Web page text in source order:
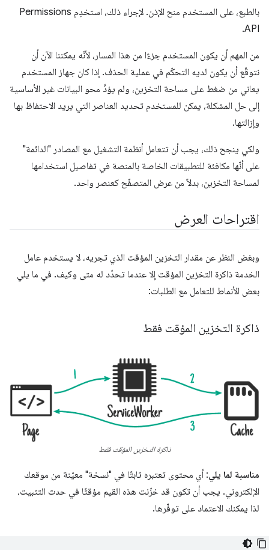
بالطبع، على المستخدم منح الإذن. لإجراء ذلك، استخدِم Permissions
API.
من المهم أن يكون المستخدم جزءًا من هذا المسار، لأنّه يمكننا الآن أن
نتوقّع أن يكون لديه التحكّم في عملية الحذف. إذا كان جهاز المستخدم
يعاني من ضغط على مساحة التخزين، ولم يؤدِّ محو البيانات غير الأساسية
إلى حل المشكلة، يمكن للمستخدم تحديد العناصر التي يريد الاحتفاظ بها
وإزالتها.
ولكي ينجح ذلك، يجب أن تتعامل أنظمة التشغيل مع المصادر "الدائمة"
على أنّها مكافئة للتطبيقات الخاصة بالمنصة في تفاصيل استخدامها
لمساحة التخزين، بدلاً من عرض المتصفّح كعنصر واحد.
اقتراحات العرض
وبغض النظر عن مقدار التخزين المؤقت الذي تجريه، لا يستخدم عامل
الخدمة ذاكرة التخزين المؤقت إلا عندما تحدّد له متى وكيف. في ما يلي
بعض الأنماط للتعامل مع الطلبات:
ذاكرة التخزين المؤقت فقط
ذاكرة التخزين المؤقت فقط
مناسبة لما يلي: أي محتوى تعتبره ثابتًا في "نسخة" معيّنة من موقعك
الإلكتروني. يجب أن تكون قد خزّنت هذه القيم مؤقتًا في حدث التثبيت،
لذا يمكنك الاعتماد على توفّرها.